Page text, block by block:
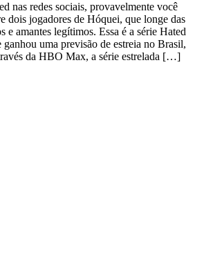
nas redes sociais, provavelmente você
dois jogadores de Hóquei, que longe das
e amantes legítimos. Essa é a série Hated
uma previsão de estreia no Brasil,
da HBO Max, a série estrelada […]